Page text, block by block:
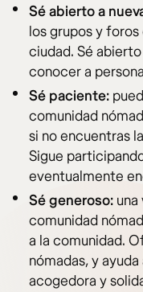
Sé abierto a
los grupos y
ciudad. Sé
conocer a
Sé paciente:
comunidad
si no encuentras
Sigue
eventualmente
Sé generoso:
comunidad
a la comunidad.
nómadas, y
acogedora y